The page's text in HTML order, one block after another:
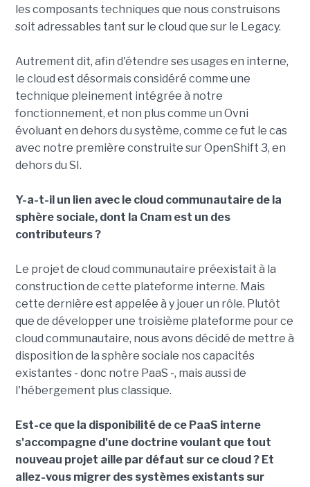
les composants techniques que nous construisons
soit adressables tant sur le cloud que sur le Legacy.
Autrement dit, afin d'étendre ses usages en interne,
le cloud est désormais considéré comme une
technique pleinement intégrée à notre
fonctionnement, et non plus comme un Ovni
évoluant en dehors du système, comme ce fut le cas
avec notre première construite sur OpenShift 3, en
dehors du SI.
Y-a-t-il un lien avec le cloud communautaire de la
sphère sociale, dont la Cnam est un des
contributeurs ?
Le projet de cloud communautaire préexistait à la
construction de cette plateforme interne. Mais
cette dernière est appelée à y jouer un rôle. Plutôt
que de développer une troisième plateforme pour ce
cloud communautaire, nous avons décidé de mettre à
disposition de la sphère sociale nos capacités
existantes - donc notre PaaS -, mais aussi de
l'hébergement plus classique.
Est-ce que la disponibilité de ce PaaS interne
s'accompagne d'une doctrine voulant que tout
nouveau projet aille par défaut sur ce cloud ? Et
allez-vous migrer des systèmes existants sur